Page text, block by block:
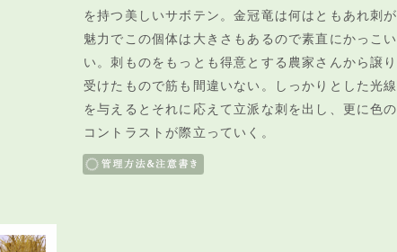
を持つ美しいサボテン。金冠竜は何はともあれ刺が
魅力でこの個体は大きさもあるので素直にかっこい
い。刺ものをもっとも得意とする農家さんから譲り
受けたもので筋も間違いない。しっかりとした光線
を与えるとそれに応えて立派な刺を出し、更に色の
コントラストが際立っていく。